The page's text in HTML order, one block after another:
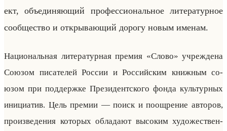
ект, объеди­ня­ющий про­фес­си­ональное ли­те­ра­тур­ное
со­об­ще­ство и от­кры­ва­ющий до­ро­гу новым име­нам.
На­ци­ональная ли­те­ра­тур­ная пре­мия «Слово» учре­жде­на
Со­юзом пи­са­те­лей Рос­сии и Рос­сийским книж­ным со­
юзом при под­держ­ке Пре­зи­дент­ско­го фонда культур­ных
ини­ци­атив. Цель пре­мии — поиск и по­ощ­ре­ние ав­то­ров,
про­из­ве­де­ния ко­то­рых об­ла­да­ют вы­со­ким ху­до­же­ствен­